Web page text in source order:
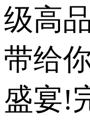
级高
带给
盛宴!